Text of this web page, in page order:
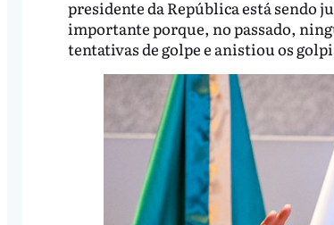
presidente da República está sendo
importante porque, no passado,
tentativas de golpe e anistiou os